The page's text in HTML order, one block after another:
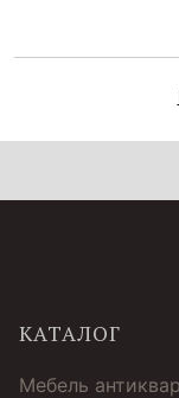
КАТАЛОГ
Мебель